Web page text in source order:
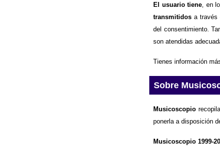
El usuario tiene , en
transmitidos a través
del consentimiento.
son atendidas
Tienes información
Sobre
Musicoscopio
ponerla a disposición
Musicoscopio 1999-